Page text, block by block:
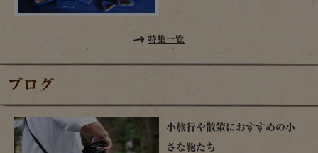
特集一覧
ブログ
小旅行や散策におすすめの小
さな鞄たち